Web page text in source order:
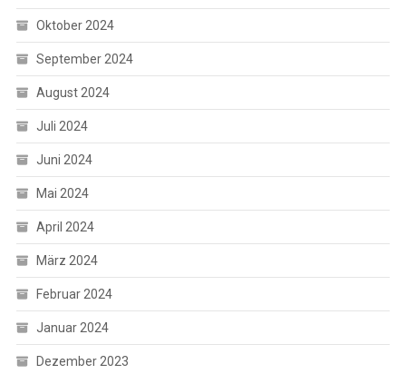
Oktober 2024
September 2024
August 2024
Juli 2024
Juni 2024
Mai 2024
April 2024
März 2024
Februar 2024
Januar 2024
Dezember 2023